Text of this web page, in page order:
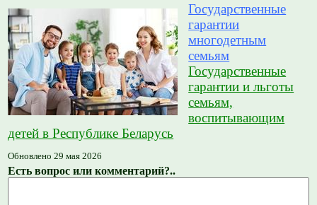
Государственные
гарантии
многодетным
семьям
Государственные
гарантии и льготы
семьям,
воспитывающим
детей в Республике Беларусь
Обновлено 29 мая 2026
Есть вопрос или комментарий?..